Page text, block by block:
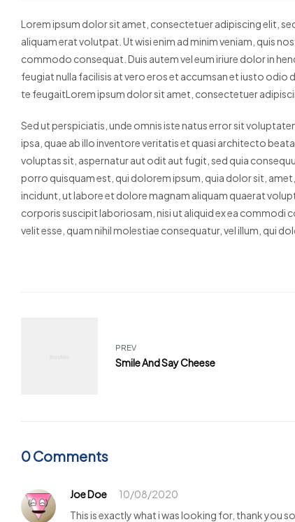
Lorem ipsum dolor sit amet, consectetuer adipiscing elit,
aliquam erat volutpat. Ut wisi enim ad minim veniam, quis
commodo consequat. Duis autem vel eum iriure dolor in
feugiat nulla facilisis at vero eros et accumsan et iusto
te feugaitLorem ipsum dolor sit amet, consectetuer
Sed ut perspiciatis, unde omnis iste natus error sit
ipsa, quae ab illo inventore veritatis et quasi architecto
voluptas sit, aspernatur aut odit aut fugit, sed quia
porro quisquam est, qui dolorem ipsum, quia dolor sit,
incidunt, ut labore et dolore magnam aliquam quaerat
corporis suscipit laboriosam, nisi ut aliquid ex ea commodi
velit esse, quam nihil molestiae consequatur, vel illum, qui
PREV
Smile And Say Cheese
0 Comments
Joe Doe
10/08/2020
This is exactly what i was looking for, thank you